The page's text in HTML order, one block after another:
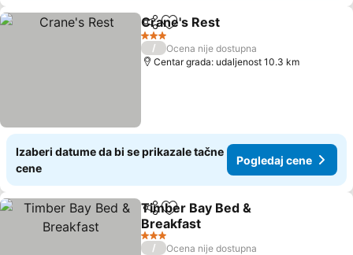
Deli Dodati u favorite
Crane's Rest
3 Zvezdice
/
Ocena nije dostupna
Centar grada: udaljenost 10.3 km
Izaberi datume da bi se prikazale tačne
cene
Pogledaj cene
Deli Dodati u favorite
Timber Bay Bed &
Breakfast
Pogledaj cene
3 Zvezdice
/
Ocena nije dostupna